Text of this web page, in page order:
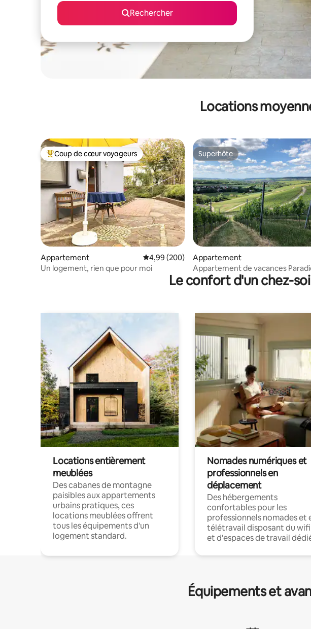
Rechercher
Locations
Coups de cœur voyageurs les plus appréciés
Coup de cœur voyageurs
Appartement Évaluation moyenne sur la base de 200
4,99 (200)
Un logement, rien que pour moi
Superhôte
Superhôte
Appartement
Appartement de vacances
Le confort d'un chez-
Locations entièrement
meublées
Des cabanes de montagne
paisibles aux appartements
urbains pratiques, ces
locations meublées offrent
tous les équipements d'un
logement standard.
Nomades numériques et
professionnels en
déplacement
Des hébergements
confortables pour les
professionnels nomades et
télétravail disposant du wifi
et d'espaces de travail
Équipements et